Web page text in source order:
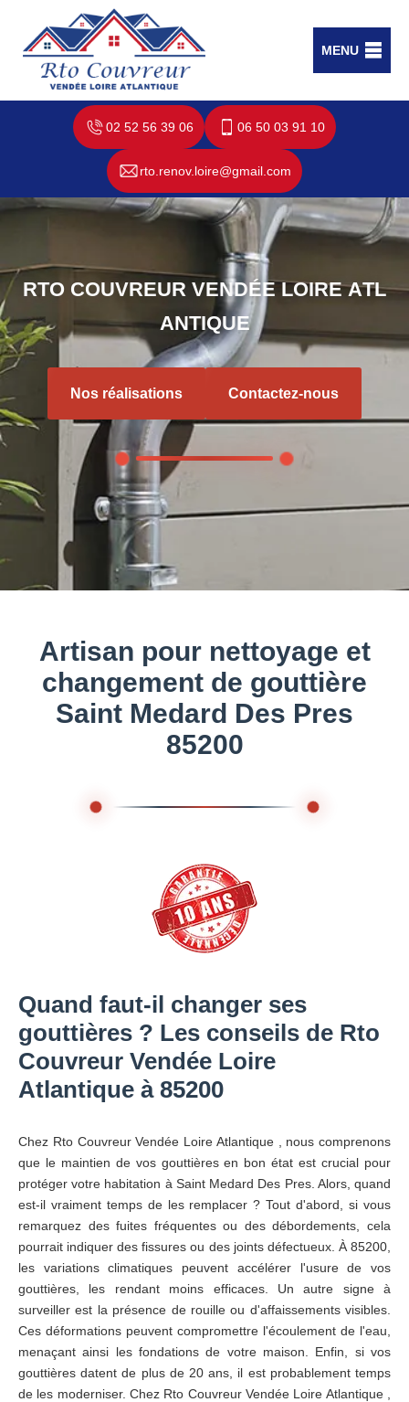
MENU
02 52 56 39 06 06 50 03 91 10
rto.renov.loire@gmail.com
RTO COUVREUR VENDÉE LOIRE ATL
ANTIQUE
Nos réalisations Contactez-nous
Artisan pour nettoyage et
changement de gouttière
Saint Medard Des Pres
85200
Quand faut-il changer ses
gouttières ? Les conseils de Rto
Couvreur Vendée Loire
Atlantique à 85200
Chez Rto Couvreur Vendée Loire Atlantique , nous comprenons
que le maintien de vos gouttières en bon état est crucial pour
protéger votre habitation à Saint Medard Des Pres. Alors, quand
est-il vraiment temps de les remplacer ? Tout d'abord, si vous
remarquez des fuites fréquentes ou des débordements, cela
pourrait indiquer des fissures ou des joints défectueux. À 85200,
les variations climatiques peuvent accélérer l'usure de vos
gouttières, les rendant moins efficaces. Un autre signe à
surveiller est la présence de rouille ou d'affaissements visibles.
Ces déformations peuvent compromettre l'écoulement de l'eau,
menaçant ainsi les fondations de votre maison. Enfin, si vos
gouttières datent de plus de 20 ans, il est probablement temps
de les moderniser. Chez Rto Couvreur Vendée Loire Atlantique ,